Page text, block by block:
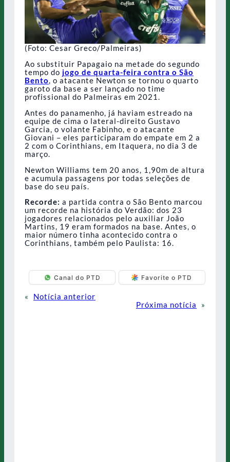
(Foto: Cesar Greco/Palmeiras)
Ao substituir Papagaio na metade do segundo
tempo do jogo de quarta-feira contra o São
Bento, o atacante Newton se tornou o quarto
garoto da base a ser lançado no time
profissional do Palmeiras em 2021.
Antes do panamenho, já haviam estreado na
equipe de cima o lateral-direito Gustavo
Garcia, o volante Fabinho, e o atacante
Giovani – eles participaram do empate em 2 a
2 com o Corinthians, em Itaquera, no dia 3 de
março.
Newton Williams tem 20 anos, 1,90m de altura
e acumula passagens por todas seleções de
base do seu país.
Recorde: a partida contra o São Bento marcou
um recorde na história do Verdão: dos 23
jogadores relacionados pelo auxiliar João
Martins, 19 eram formados na base. Antes, o
maior número tinha acontecido contra o
Corinthians, também pelo Paulista: 16.
Canal do PTD Favorite o PTD
«
Notícia anterior
Próxima notícia
»